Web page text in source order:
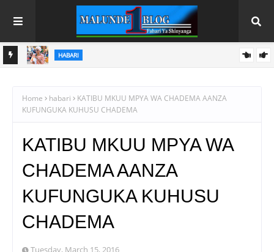
HABARI SHINYANGA
Home habari
KATIBU MKUU MPYA WA CHADEMA AANZA
KUFUNGUKA KUHUSU CHADEMA
KATIBU MKUU MPYA WA
CHADEMA AANZA
KUFUNGUKA KUHUSU
CHADEMA
Tuesday, March 15, 2016